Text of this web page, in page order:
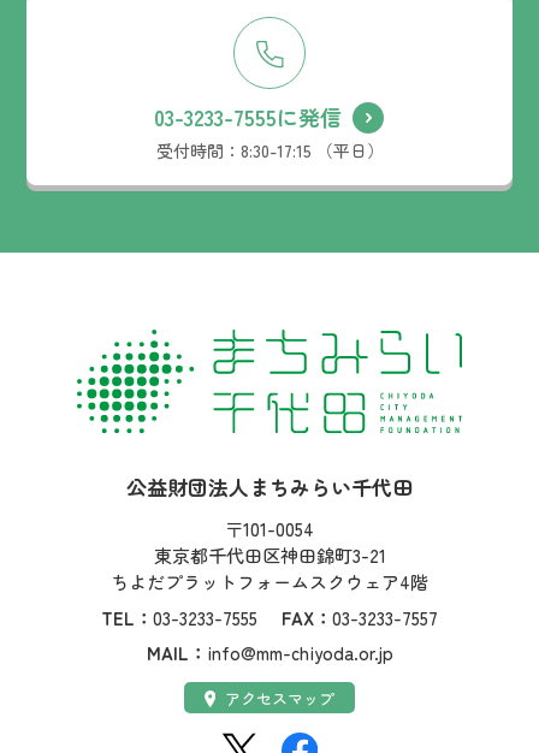
03-3233-7555に発信
受付時間： 8:30-17:15 （平日）
社名：
公益財団法人まちみらい千代田
住所：
〒101-0054
東京都千代田区神田錦町3-21
ちよだプラットフォームスクウェア4階
TEL： 03-3233-7555 FAX： 03-3233-7557
MAIL： info@mm-chiyoda.or.jp
アクセス：
アクセスマップ
SNS：